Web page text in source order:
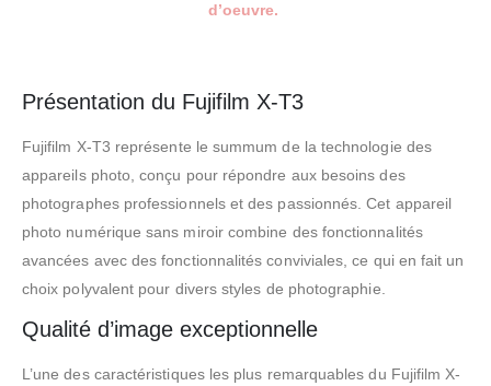
d’oeuvre.
Présentation du Fujifilm X-T3
Fujifilm X-T3 représente le summum de la technologie des
appareils photo, conçu pour répondre aux besoins des
photographes professionnels et des passionnés. Cet appareil
photo numérique sans miroir combine des fonctionnalités
avancées avec des fonctionnalités conviviales, ce qui en fait un
choix polyvalent pour divers styles de photographie.
Qualité d’image exceptionnelle
L’une des caractéristiques les plus remarquables du Fujifilm X-